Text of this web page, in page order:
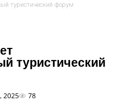
туристический форум
туристический
2025 78